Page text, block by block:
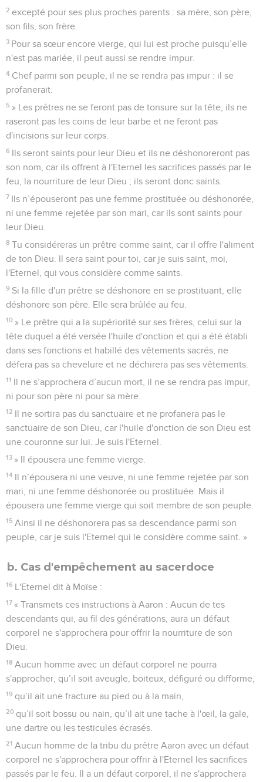
2 excepté pour ses plus proches parents : sa mère, son père,
son fils, son frère.
3 Pour sa sœur encore vierge, qui lui est proche puisqu’elle
n'est pas mariée, il peut aussi se rendre impur.
4 Chef parmi son peuple, il ne se rendra pas impur : il se
profanerait.
5 » Les prêtres ne se feront pas de tonsure sur la tête, ils ne
raseront pas les coins de leur barbe et ne feront pas
d'incisions sur leur corps.
6 Ils seront saints pour leur Dieu et ils ne déshonoreront pas
son nom, car ils offrent à l'Eternel les sacrifices passés par le
feu, la nourriture de leur Dieu ; ils seront donc saints.
7 Ils n’épouseront pas une femme prostituée ou déshonorée,
ni une femme rejetée par son mari, car ils sont saints pour
leur Dieu.
8 Tu considéreras un prêtre comme saint, car il offre l'aliment
de ton Dieu. Il sera saint pour toi, car je suis saint, moi,
l'Eternel, qui vous considère comme saints.
9 Si la fille d'un prêtre se déshonore en se prostituant, elle
déshonore son père. Elle sera brûlée au feu.
10 » Le prêtre qui a la supériorité sur ses frères, celui sur la
tête duquel a été versée l'huile d'onction et qui a été établi
dans ses fonctions et habillé des vêtements sacrés, ne
défera pas sa chevelure et ne déchirera pas ses vêtements.
11 Il ne s’approchera d’aucun mort, il ne se rendra pas impur,
ni pour son père ni pour sa mère.
12 Il ne sortira pas du sanctuaire et ne profanera pas le
sanctuaire de son Dieu, car l'huile d'onction de son Dieu est
une couronne sur lui. Je suis l'Eternel.
13 » Il épousera une femme vierge.
14 Il n’épousera ni une veuve, ni une femme rejetée par son
mari, ni une femme déshonorée ou prostituée. Mais il
épousera une femme vierge qui soit membre de son peuple.
15 Ainsi il ne déshonorera pas sa descendance parmi son
peuple, car je suis l'Eternel qui le considère comme saint. »
b. Cas d'empêchement au sacerdoce
16 L'Eternel dit à Moïse :
17 « Transmets ces instructions à Aaron : Aucun de tes
descendants qui, au fil des générations, aura un défaut
corporel ne s'approchera pour offrir la nourriture de son
Dieu.
18 Aucun homme avec un défaut corporel ne pourra
s'approcher, qu’il soit aveugle, boiteux, défiguré ou difforme,
19 qu’il ait une fracture au pied ou à la main,
20 qu’il soit bossu ou nain, qu’il ait une tache à l'œil, la gale,
une dartre ou les testicules écrasés.
21 Aucun homme de la tribu du prêtre Aaron avec un défaut
corporel ne s'approchera pour offrir à l'Eternel les sacrifices
passés par le feu. Il a un défaut corporel, il ne s'approchera